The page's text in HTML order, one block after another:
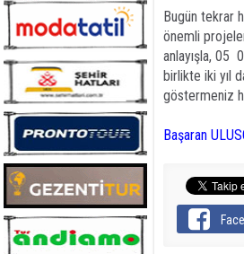
Bugün tekrar
önemli
anlayışla, 05
birlikte iki yıl
göstermeniz
Başaran